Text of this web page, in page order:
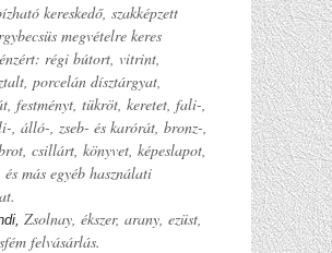
kereskedő, szakképzett
megvételre keres
régi bútort, vitrint,
porcelán dísztárgyat,
festményt, tükröt, keretet, fali-,
, álló-, zseb- és karórát, bronz-,
csillárt, könyvet, képeslapot,
és más egyéb használati
Zsolnay, ékszer, arany, ezüst,
felvásárlás.